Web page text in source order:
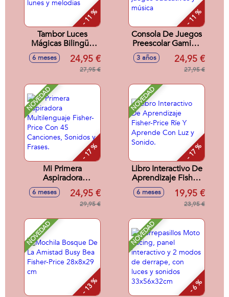
- 11 %
Tambor Luces
Mágicas Bilingüe
español/inglés, con
lunes y melodias
6 meses 24,95 €
27,95 €
- 11 %
Consola De Juegos
Preescolar Gaming
And Go, con varios
juegos educativos
3 años 24,95 €
27,95 €
NOVEDAD
- 17 %
Mi Primera
Aspiradora
Multilenguaje
Fisher-Price Con 45
Canciones, Sonidos
6 meses 24,95 €
29,95 €
NOVEDAD
- 17 %
Libro Interactivo De
Aprendizaje Fisher-
Price Ríe Y
Aprende Con Luz y
6 meses 19,95 €
23,95 €
NOVEDAD
- 13 %
NOVEDAD
- 6 %